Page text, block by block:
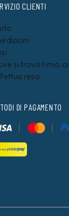
CLIENTI
si trova il mio
reso
DI PAGAMENTO